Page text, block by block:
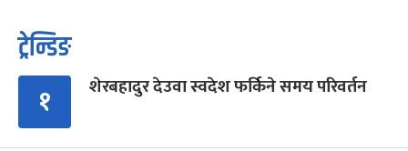
ट्रेन्डिङ
१ शेरबहादुर देउवा स्वदेश फर्किने समय परिवर्तन